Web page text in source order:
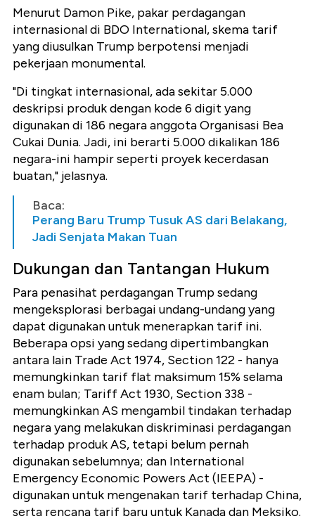
Menurut Damon Pike, pakar perdagangan
internasional di BDO International, skema tarif
yang diusulkan Trump berpotensi menjadi
pekerjaan monumental.
"Di tingkat internasional, ada sekitar 5.000
deskripsi produk dengan kode 6 digit yang
digunakan di 186 negara anggota Organisasi Bea
Cukai Dunia. Jadi, ini berarti 5.000 dikalikan 186
negara-ini hampir seperti proyek kecerdasan
buatan," jelasnya.
Baca:
Perang Baru Trump Tusuk AS dari Belakang,
Jadi Senjata Makan Tuan
Dukungan dan Tantangan Hukum
Para penasihat perdagangan Trump sedang
mengeksplorasi berbagai undang-undang yang
dapat digunakan untuk menerapkan tarif ini.
Beberapa opsi yang sedang dipertimbangkan
antara lain Trade Act 1974, Section 122 - hanya
memungkinkan tarif flat maksimum 15% selama
enam bulan; Tariff Act 1930, Section 338 -
memungkinkan AS mengambil tindakan terhadap
negara yang melakukan diskriminasi perdagangan
terhadap produk AS, tetapi belum pernah
digunakan sebelumnya; dan International
Emergency Economic Powers Act (IEEPA) -
digunakan untuk mengenakan tarif terhadap China,
serta rencana tarif baru untuk Kanada dan Meksiko.